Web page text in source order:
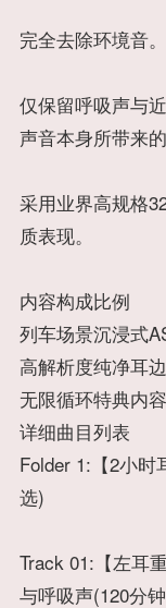
完全去除环境音。
仅保留呼吸声与
声音本身所带来
采用业界高规格
质表现。
内容构成比例
列车场景沉浸式
高解析度纯净耳
无限循环特典内
详细曲目列表
Folder 1:【2小时
选)
Track 01:【左耳
与呼吸声(120分